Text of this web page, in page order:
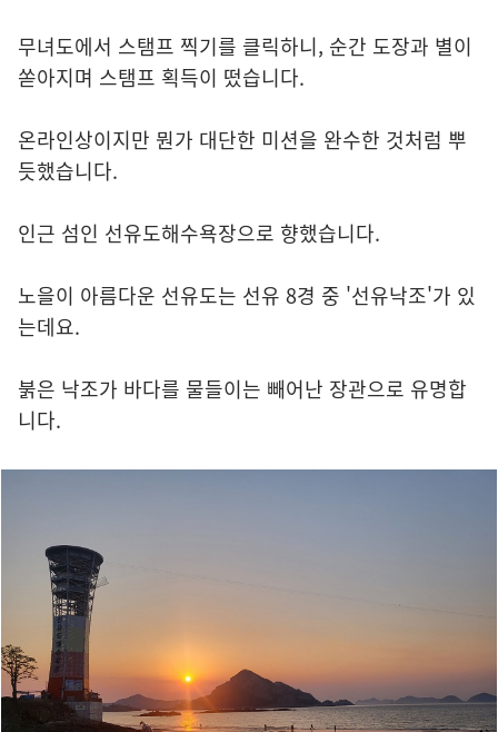
무녀도에서 스탬프 찍기를 클릭하니, 순간 도장과 별이
쏟아지며 스탬프 획득이 떴습니다.
온라인상이지만 뭔가 대단한 미션을 완수한 것처럼 뿌
듯했습니다.
인근 섬인 선유도해수욕장으로 향했습니다.
노을이 아름다운 선유도는 선유 8경 중 '선유낙조'가 있
는데요.
붉은 낙조가 바다를 물들이는 빼어난 장관으로 유명합
니다.